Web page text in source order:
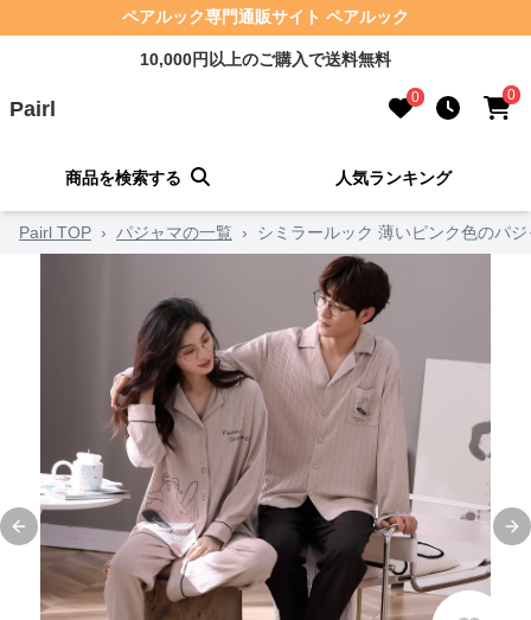
ペアルック専門通販サイト ペアルック
10,000円以上のご購入で送料無料
Pairl 0 0
商品を検索する 人気ランキング
Pairl TOP › パジャマの一覧 › シミラールック 薄いピンク色のパジ
Previous slide